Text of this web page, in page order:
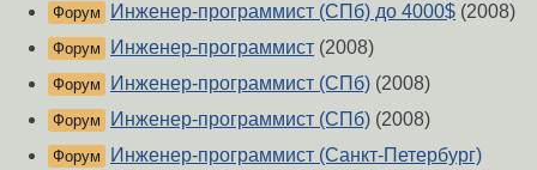
Форум Инженер-программист (СПб) до 4000$ (2008)
Форум Инженер-программист (2008)
Форум Инженер-программист (СПб) (2008)
Форум Инженер-программист (СПб) (2008)
Форум Инженер-программист (Санкт-Петербург)